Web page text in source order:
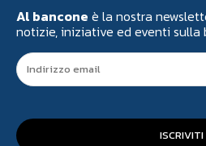
Al bancone è la nostra
notizie, iniziative ed eventi sulla
ISCRIVITI